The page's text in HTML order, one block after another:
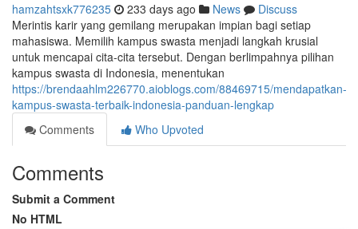
hamzahtsxk776235 233 days ago News
Discuss
Merintis karir yang gemilang merupakan impian bagi setiap
mahasiswa. Memilih kampus swasta menjadi langkah krusial
untuk mencapai cita-cita tersebut. Dengan berlimpahnya pilihan
kampus swasta di Indonesia, menentukan
https://brendaahlm226770.aioblogs.com/88469715/mendapatkan-
kampus-swasta-terbaik-indonesia-panduan-lengkap
Comments
Who Upvoted
Comments
Submit a Comment
No HTML